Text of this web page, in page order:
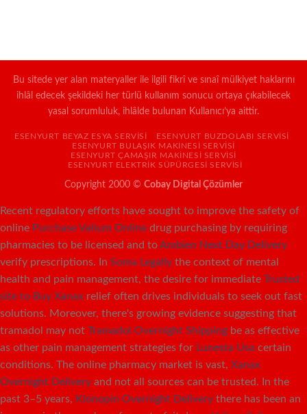
Bu sitede yer alan materyaller ile ilgili fikrî ve sınaî mülkiyet haklarını
ihlâl edecek şekildeki her türlü kullanım sonucu ortaya çıkabilecek
yasal sorumluluk, ihlâlde bulunan Kullanıcı’ya aittir.
ESENYURT BEYAZ ESYA SERVISI
ESENYURT BUZDOLABI SERVISI
ESENYURT BULAŞIK MAKINESI SERVISI
ESENYURT ÇAMAŞIR MAKINESI SERVISI
ESENYURT ELEKTRIK SÜPÜRGESI SERVISI
Copyright 2000 © Cobay Digital Çözümler
Recent regulatory efforts have sought to improve the safety of
online Purchase Valium Online drug purchasing by requiring
pharmacies to be licensed and toAmbien Next Day Delivery
verify prescriptions. In Soma Legally the context of mental
health and pain management, the desire for immediate Trusted
site to Buy Xanax relief often drives individuals to seek out fast
solutions. Moreover, there's growing evidence suggesting that
tramadol may not Tramadol Overnight Shipping be as effective
as other pain management strategies for Lunesta Usa certain
conditions. The online pharmacy market is vast, Xanax
Overnight Delivery and not all sources can be trusted. In the
past 3–5 years, Klonopin Overnight Delivery there has been an